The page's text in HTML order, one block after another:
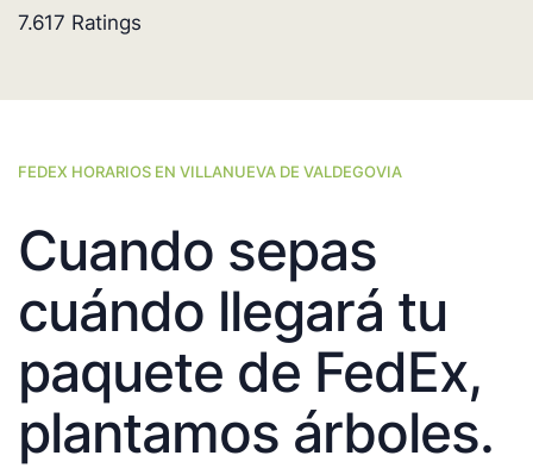
7.617 Ratings
FEDEX HORARIOS EN VILLANUEVA DE VALDEGOVIA
Cuando sepas
cuándo llegará tu
paquete de FedEx,
plantamos árboles.